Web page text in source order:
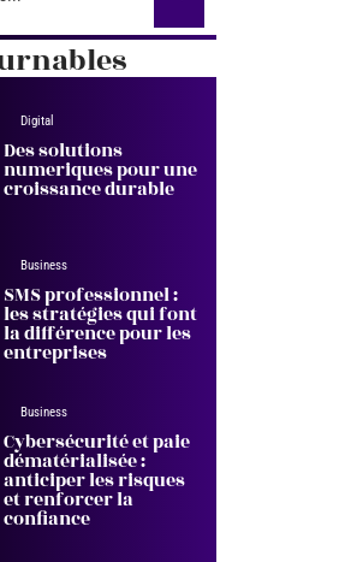
Digital
Des solutions
numeriques pour une
croissance durable
Business
SMS professionnel :
les stratégies qui font
la différence pour les
entreprises
Business
Cybersécurité et paie
dématérialisée :
anticiper les risques
et renforcer la
confiance